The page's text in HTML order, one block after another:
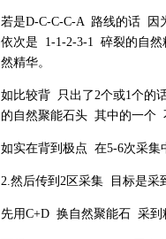
若是D-C-C-C-A 路线的话 因
依次是 1-1-2-3-1 碎裂的自然
然精华。
如比较背 只出了2个或1个的
的自然聚能石头 其中的一个
如实在背到极点 在5-6次采
2.然后传到2区采集 目标是
先用C+D 换自然聚能石 采